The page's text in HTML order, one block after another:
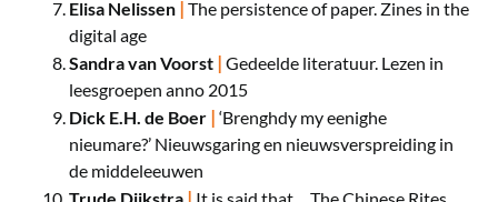
Elisa Nelissen | The persistence of paper. Zines in the
digital age
Sandra van Voorst | Gedeelde literatuur. Lezen in
leesgroepen anno 2015
Dick E.H. de Boer | ‘Brenghdy my eenighe
nieumare?’ Nieuwsgaring en nieuwsverspreiding in
de middeleeuwen